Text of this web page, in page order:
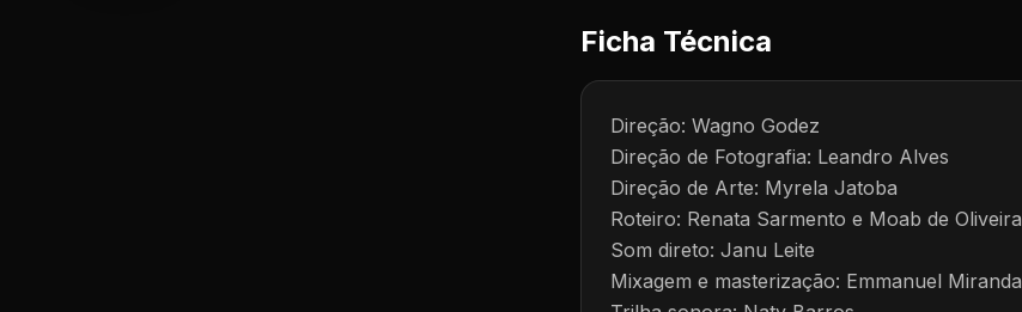
Ficha Técnica
Direção: Wagno Godez
Direção de Fotografia: Leandro Alves
Direção de Arte: Myrela Jatoba
Roteiro: Renata Sarmento e Moab de Oliveira
Som direto: Janu Leite
Mixagem e masterização: Emmanuel Miranda